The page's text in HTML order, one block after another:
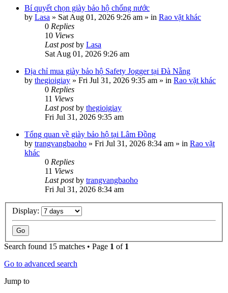
Bí quyết chọn giày bảo hộ chống nước
by Lasa » Sat Aug 01, 2026 9:26 am » in Rao vặt khác
0 Replies
10 Views
Last postby Lasa
Sat Aug 01, 2026 9:26 am
Địa chỉ mua giày bảo hộ Safety Jogger tại Đà Nẵng
by thegioigiay » Fri Jul 31, 2026 9:35 am » in Rao vặt khác
0 Replies
11 Views
Last postby thegioigiay
Fri Jul 31, 2026 9:35 am
Tổng quan về giày bảo hộ tại Lâm Đồng
by trangvangbaoho » Fri Jul 31, 2026 8:34 am » in Rao vặt
khác
0 Replies
11 Views
Last postby trangvangbaoho
Fri Jul 31, 2026 8:34 am
Display:
Search found 15 matches • Page 1 of 1
Go to advanced search
Jump to